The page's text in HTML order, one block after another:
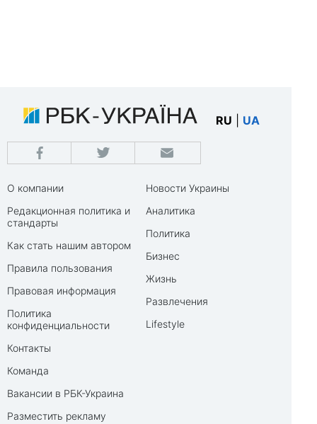
RU UA
О компании
Редакционная политика и
стандарты
Как стать нашим автором
Правила пользования
Правовая информация
Политика
конфиденциальности
Контакты
Команда
Вакансии в РБК-Украина
Разместить рекламу
Новости Украины
Аналитика
Политика
Бизнес
Жизнь
Развлечения
Lifestyle